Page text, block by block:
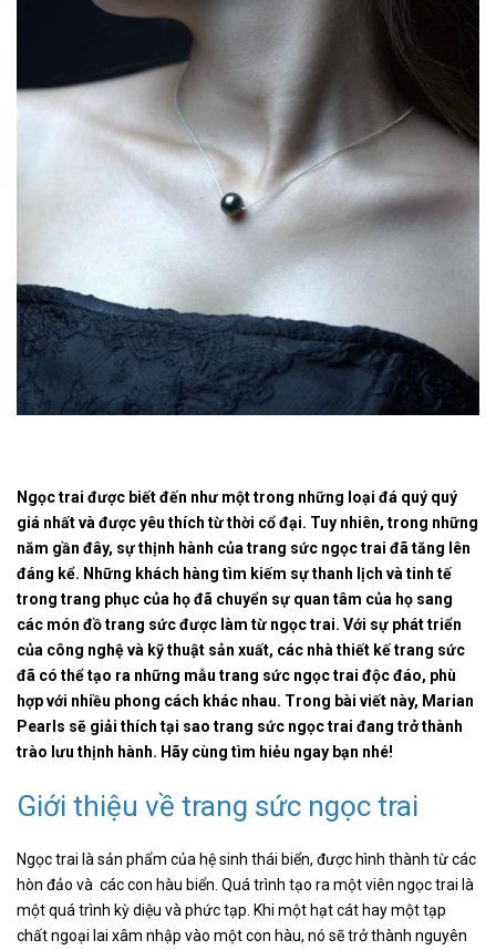
Ngọc trai được biết đến như một trong những loại đá quý quý
giá nhất và được yêu thích từ thời cổ đại. Tuy nhiên, trong những
năm gần đây, sự thịnh hành của trang sức ngọc trai đã tăng lên
đáng kể. Những khách hàng tìm kiếm sự thanh lịch và tinh tế
trong trang phục của họ đã chuyển sự quan tâm của họ sang
các món đồ trang sức được làm từ ngọc trai. Với sự phát triển
của công nghệ và kỹ thuật sản xuất, các nhà thiết kế trang sức
đã có thể tạo ra những mẫu trang sức ngọc trai độc đáo, phù
hợp với nhiều phong cách khác nhau. Trong bài viết này, Marian
Pearls sẽ giải thích tại sao trang sức ngọc trai đang trở thành
trào lưu thịnh hành. Hãy cùng tìm hiẻu ngay bạn nhé!
Giới thiệu về trang sức ngọc trai
Ngọc trai là sản phẩm của hệ sinh thái biển, được hình thành từ các
hòn đảo và các con hàu biển. Quá trình tạo ra một viên ngọc trai là
một quá trình kỳ diệu và phức tạp. Khi một hạt cát hay một tạp
chất ngoại lai xâm nhập vào một con hàu, nó sẽ trở thành nguyên